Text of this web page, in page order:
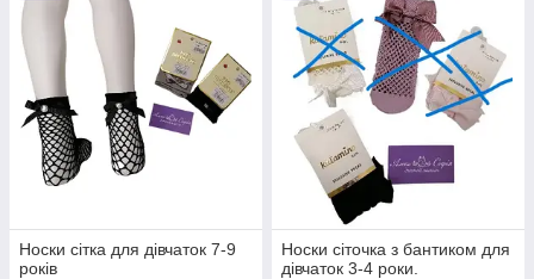
Носки сітка для дівчаток 7-9
років
Носки сіточка з бантиком для
дівчаток 3-4 роки.